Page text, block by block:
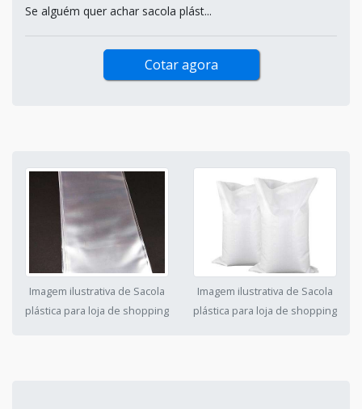
Se alguém quer achar sacola plást...
Cotar agora
Imagem ilustrativa de Sacola
plástica para loja de shopping
Imagem ilustrativa de Sacola
plástica para loja de shopping